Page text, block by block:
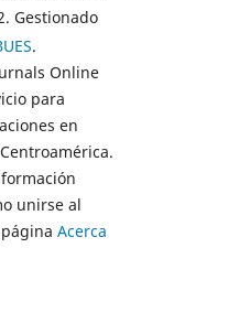
Gestionado
.
Online
para
en
unirse al
Acerca